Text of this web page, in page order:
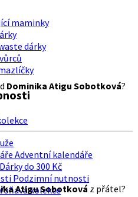
maminky
dárky
Adventní kalendáře
Dárky do 300 Kč
Podzimní nutnosti
kolekce
Dominika Atigu Sobotková?
Atigu Sobotková z přátel?